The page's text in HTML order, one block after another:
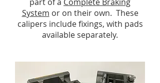
System or on their own. These
calipers include fixings, with pads
available separately.